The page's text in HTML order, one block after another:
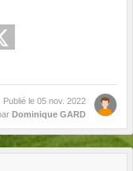
Publié le 05 nov. 2022
Dominique GARD